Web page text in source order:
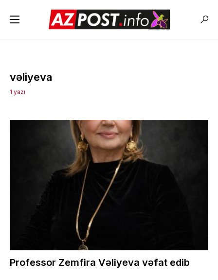
vəliyeva
1 yazı
Professor Zemfira Vəliyeva vəfat edib